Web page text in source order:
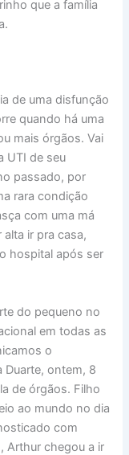
que a família
de uma disfunção
quando há uma
mais órgãos. Vai
UTI de seu
passado, por
rara condição
com uma má
ir pra casa,
hospital após ser
do pequeno no
em todas as
o
Duarte, ontem, 8
de órgãos. Filho
ao mundo no dia
com
Arthur chegou a ir